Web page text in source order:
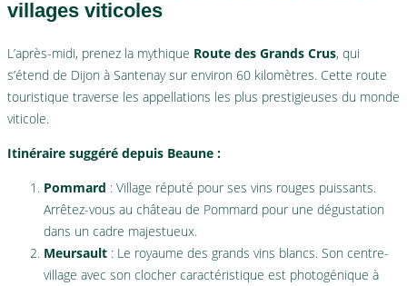
villages viticoles
L’après-midi, prenez la mythique Route des Grands Crus, qui
s’étend de Dijon à Santenay sur environ 60 kilomètres. Cette route
touristique traverse les appellations les plus prestigieuses du monde
viticole.
Itinéraire suggéré depuis Beaune :
Pommard : Village réputé pour ses vins rouges puissants.
Arrêtez-vous au château de Pommard pour une dégustation
dans un cadre majestueux.
Meursault : Le royaume des grands vins blancs. Son centre-
village avec son clocher caractéristique est photogénique à